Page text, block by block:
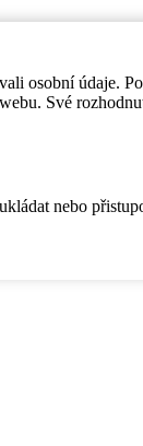
osobní údaje.
Své
nebo